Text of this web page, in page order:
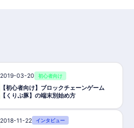
2019-03-20 初心者向け
【初心者向け】ブロックチェーンゲーム
【くりぷ豚】の端末別始め方
2018-11-22 インタビュー